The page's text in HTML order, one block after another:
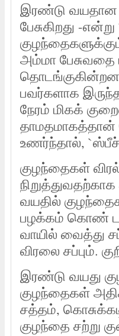
இரண்டு வயதான
பேசுகிறது -
அம்மா பேசுவதை
பவர்களாக
நேரம் மிகக்
தாமதமாகத்தான்
உணர்ந்தால்,
குழந்தைகள்
வயதில்
பழக்கம் கொண்
வாயில் வைத்து
விரலை சப்பும்.
இரண்டு வயது
குழந்தைகள்
சத்தம்,
குழந்தை சற்று